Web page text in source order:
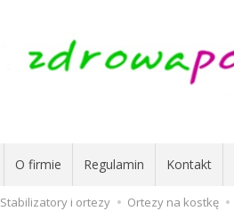
O firmie Regulamin Kontakt
Stabilizatory i ortezy Ortezy na kostkę